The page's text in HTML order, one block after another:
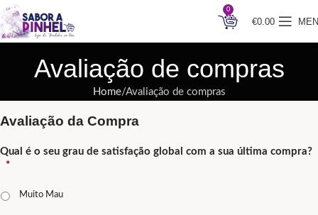
0
€0.00
Avaliação de compras
Home Avaliação de compras
Avaliação da Compra
Qual é o seu grau de satisfação global com a sua última compra?
*
Muito Mau